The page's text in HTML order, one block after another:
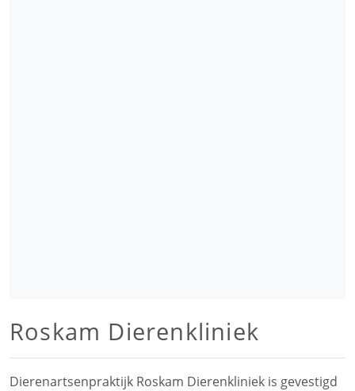
Roskam Dierenkliniek
Dierenartsenpraktijk Roskam Dierenkliniek is gevestigd